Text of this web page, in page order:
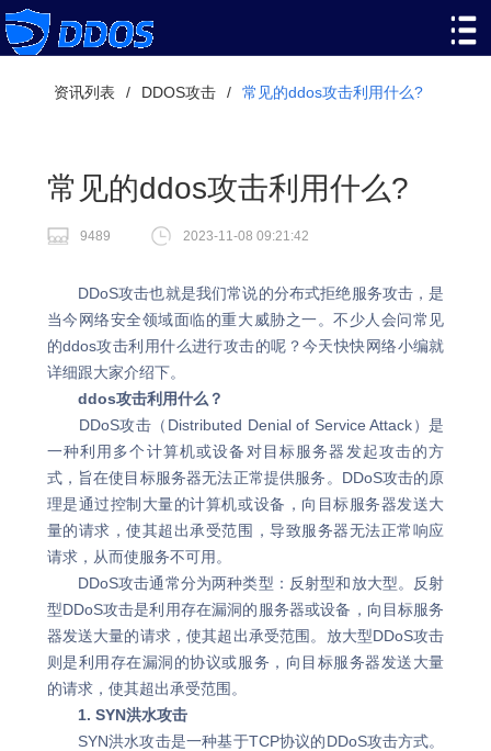
资讯列表 / DDOS攻击 / 常见的ddos攻击利用什么?
常见的ddos攻击利用什么?
9489 2023-11-08 09:21:42
DDoS攻击也就是我们常说的分布式拒绝服务攻击，是
当今网络安全领域面临的重大威胁之一。不少人会问常见
的ddos攻击利用什么进行攻击的呢？今天快快网络小编就
详细跟大家介绍下。
ddos攻击利用什么？
DDoS攻击（Distributed Denial of Service Attack）是
一种利用多个计算机或设备对目标服务器发起攻击的方
式，旨在使目标服务器无法正常提供服务。DDoS攻击的原
理是通过控制大量的计算机或设备，向目标服务器发送大
量的请求，使其超出承受范围，导致服务器无法正常响应
请求，从而使服务不可用。
DDoS攻击通常分为两种类型：反射型和放大型。反射
型DDoS攻击是利用存在漏洞的服务器或设备，向目标服务
器发送大量的请求，使其超出承受范围。放大型DDoS攻击
则是利用存在漏洞的协议或服务，向目标服务器发送大量
的请求，使其超出承受范围。
1. SYN洪水攻击
SYN洪水攻击是一种基于TCP协议的DDoS攻击方式。